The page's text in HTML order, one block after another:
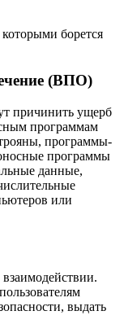
борется
(ВПО)
причинить ущерб
программам
программы-
программы
данные,
или
выдать